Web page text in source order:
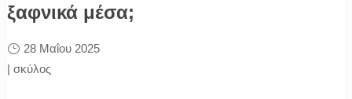
ξαφνικά μέσα;
28 Μαΐου 2025
| σκύλος